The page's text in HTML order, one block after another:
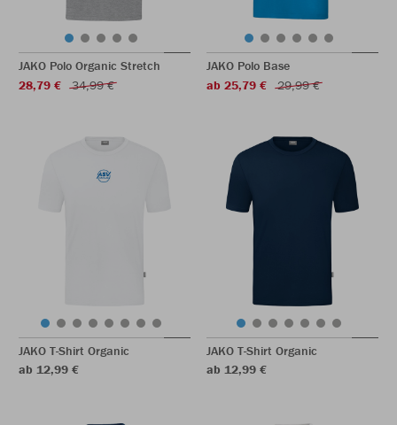
JAKO Polo Organic Stretch
28,79 €
34,99 €
JAKO Polo Base
ab 25,79 €
29,99 €
JAKO T-Shirt Organic
ab 12,99 €
JAKO T-Shirt Organic
ab 12,99 €